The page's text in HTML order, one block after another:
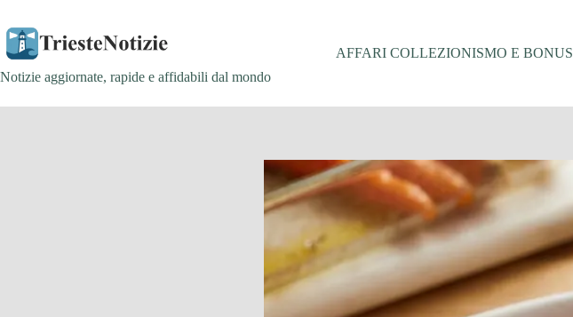
contenuto
Notizie aggiornate, rapide e affidabili dal mondo
AFFARI COLLEZIONISMO E BONUS